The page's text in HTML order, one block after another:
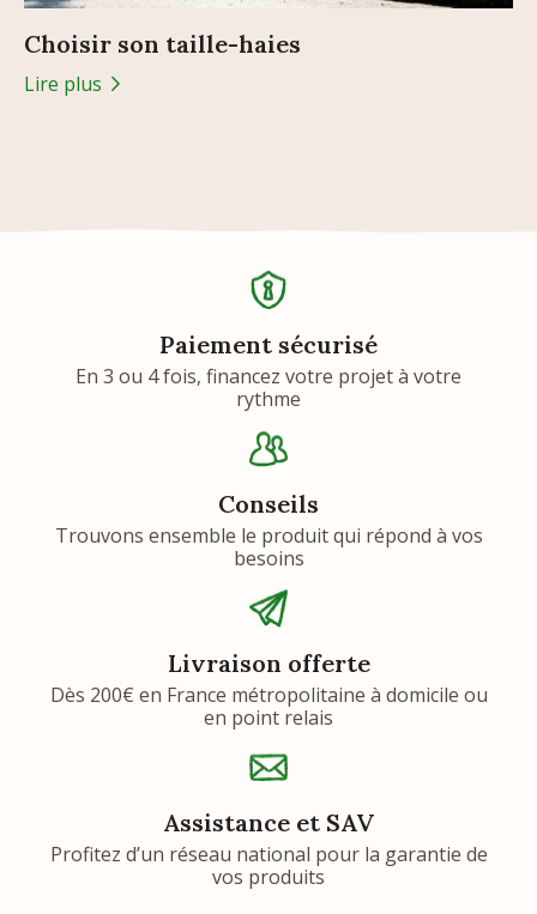
Choisir son taille-haies
Lire plus
Paiement sécurisé
En 3 ou 4 fois, financez votre projet à votre
rythme
Conseils
Trouvons ensemble le produit qui répond à vos
besoins
Livraison offerte
Dès 200€ en France métropolitaine à domicile ou
en point relais
Assistance et SAV
Profitez d’un réseau national pour la garantie de
vos produits